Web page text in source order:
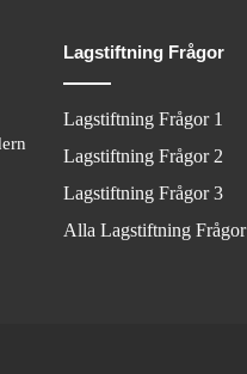
Lagstiftning Frågor
Lagstiftning Frågor 1
Lagstiftning Frågor 2
Lagstiftning Frågor 3
Alla Lagstiftning Frågor